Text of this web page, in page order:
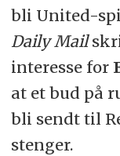
bli United-
Daily Mail
interesse for
at et bud på
bli sendt til
stenger.